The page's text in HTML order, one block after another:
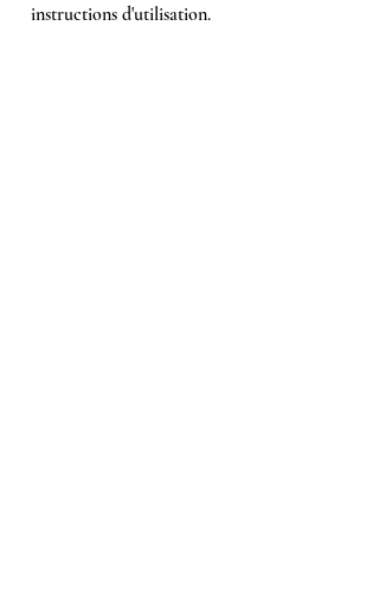
instructions d'utilisation.